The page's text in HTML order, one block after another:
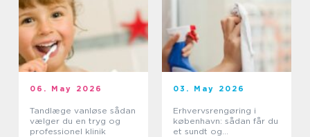
06. May 2026
Tandlæge vanløse sådan
vælger du en tryg og
professionel klinik
03. May 2026
Erhvervsrengøring i
københavn: sådan får du
et sundt og